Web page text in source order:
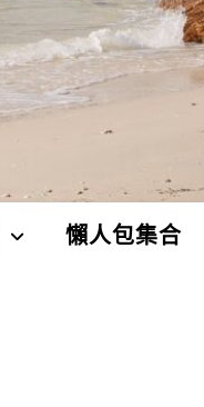
懶人包集合